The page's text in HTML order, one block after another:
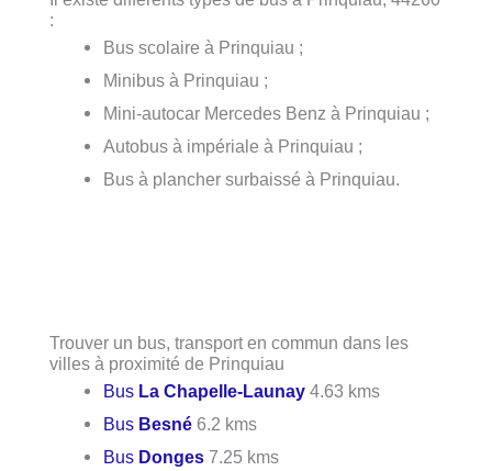
:
Bus scolaire à Prinquiau ;
Minibus à Prinquiau ;
Mini-autocar Mercedes Benz à Prinquiau ;
Autobus à impériale à Prinquiau ;
Bus à plancher surbaissé à Prinquiau.
Trouver un bus, transport en commun dans les
villes à proximité de Prinquiau
Bus La Chapelle-Launay 4.63 kms
Bus Besné 6.2 kms
Bus Donges 7.25 kms